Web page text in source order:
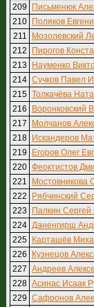
209
Письменюк
210
Поляков
211
Мозолевский
212
Пирогов
213
Науменко
214 Сучков Павел
215 Толкачёва
216
Воронковский
217
Молчанов
218
Искандеров
219
Егоров Олег
220 Феоктистов
221
Мостовникова
222
Рябчинский
223
Палкин
224 Даненгирш
225
Карташёв
226
Кузнецов
227 Андреев
228 Асинас Исаак
229 Сафронов